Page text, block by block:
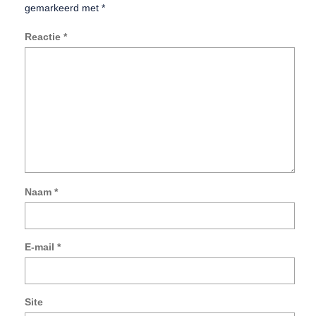
gemarkeerd met *
Reactie *
Naam *
E-mail *
Site